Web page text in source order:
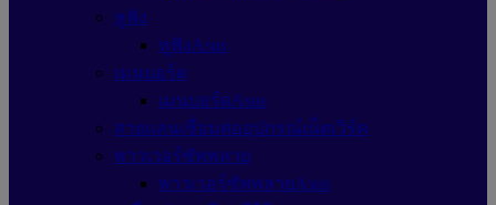
หูฟัง
หูฟังAsus
เมนบอร์ด
เมนบอร์ดAsus
สายแลนเชื่อมต่ออุปกรณ์เน็ตเวิร์ค
พาวเวอร์ซัพพลาย
พาวเวอร์ซัพพลายAsus